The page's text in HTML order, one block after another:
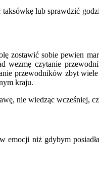
lub sprawdzić
zostawić sobie pewien
wezmę czytanie
przewodników zbyt
kraju.
nie wiedząc wcześniej,
emocji niż gdybym